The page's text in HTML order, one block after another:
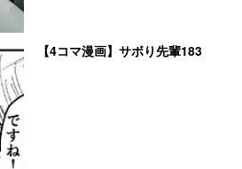
【4コマ漫画】サボり先輩183